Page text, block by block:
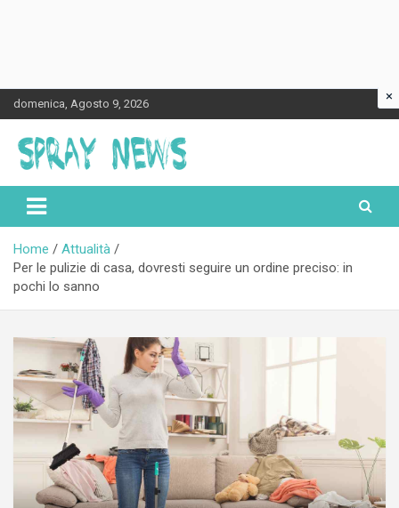
Skip
to
content
domenica, Agosto 9, 2026
Spraynews.it
Home
Attualità
Per le pulizie di casa, dovresti seguire un ordine preciso: in
pochi lo sanno
×